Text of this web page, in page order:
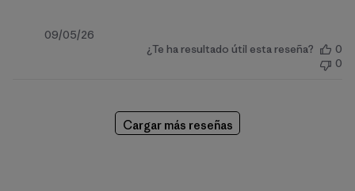
Fecha
09/05/26
¿Te ha resultado útil esta reseña?
0
0
Cargar más reseñas